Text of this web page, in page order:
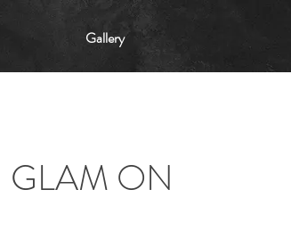
Gallery
GLAM ON